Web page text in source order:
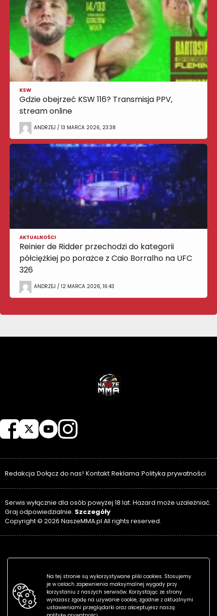
KSW
Gdzie obejrzeć KSW 116? Transmisja PPV,
stream online
ANDRZEJ / 13 MARCA 2026, 23:38
AKTUALNOŚCI
Reinier de Ridder przechodzi do kategorii
półciężkiej po porażce z Caio Borralho na UFC
326
ANDRZEJ / 12 MARCA 2026, 16:43
Redakcja Dołącz do nas! Kontakt Reklama Polityka prywatności
Serwis wyłącznie dla osób powyżej 18 lat. Hazard może uzależniać.
Graj odpowiedzialnie. Szczegóły
Copyright © 2026 NaszeMMA.pl All rights reserved.
Na tej stronie są wykorzystywane pliki cookies. Stosujemy
je w celach zapewnienia maksymalnej wygody przy
korzystaniu z naszych serwisów. Korzystając ze strony
wyrażasz zgodę na używanie cookie, zgodnie z aktualnymi
ustawieniami przeglądarki oraz akceptujesz naszą